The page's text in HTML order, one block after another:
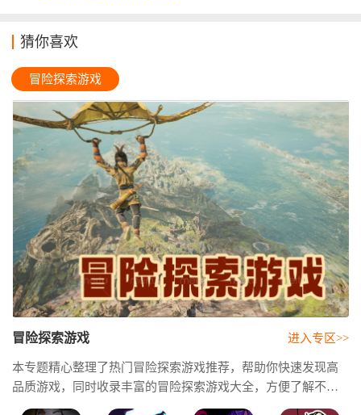
猜你喜欢
冒险探索游戏
冒险探索游戏
本专题精心整理了热门冒险探索游戏推荐，帮助你快速发现高
品质游戏，同时收录丰富的冒险探索游戏大全，方便了解不同
类型的精品佳作。这里还提供热门冒险探索游戏下载资源，让
进入专区>>